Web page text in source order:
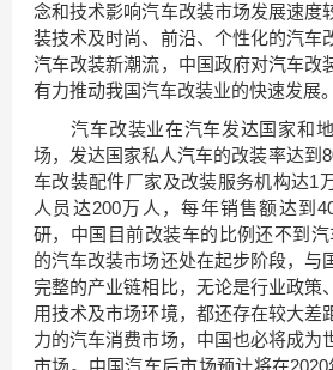
念和技术影响汽车改装市场发展速度
装技术及时尚、前沿、个性化的汽车
汽车改装新潮流，中国政府对汽车改
有力推动我国汽车改装业的快速发展。
汽车改装业在汽车发达国家和地
场，发达国家私人汽车的改装率达到
车改装配件厂家及改装服务机构达1
人员达200万人，每年销售额达到
研，中国目前改装车的比例还不到
的汽车改装市场还处在起步阶段，与
完整的产业链相比，无论是行业政策
用技术及市场环境，都还存在较大差
力的汽车消费市场，中国也必将成为
市场。中国汽车后市场预计将在